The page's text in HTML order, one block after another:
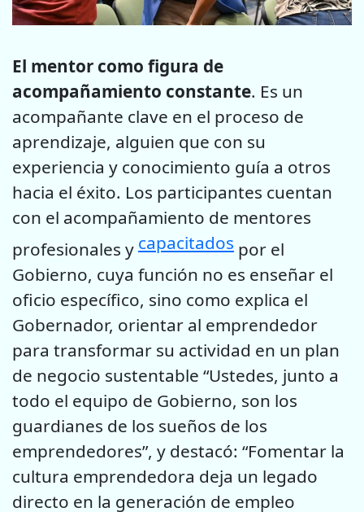
El mentor como figura de
acompañamiento constante. Es un
acompañante clave en el proceso de
aprendizaje, alguien que con su
experiencia y conocimiento guía a otros
hacia el éxito. Los participantes cuentan
con el acompañamiento de mentores
profesionales y capacitados por el
Gobierno, cuya función no es enseñar el
oficio específico, sino como explica el
Gobernador, orientar al emprendedor
para transformar su actividad en un plan
de negocio sustentable “Ustedes, junto a
todo el equipo de Gobierno, son los
guardianes de los sueños de los
emprendedores”, y destacó: “Fomentar la
cultura emprendedora deja un legado
directo en la generación de empleo